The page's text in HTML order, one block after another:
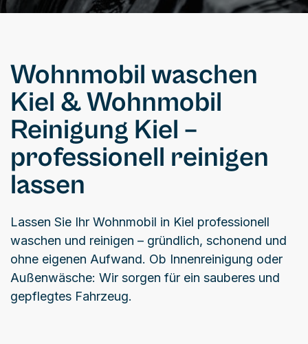
Wohnmobil waschen
Kiel & Wohnmobil
Reinigung Kiel –
professionell reinigen
lassen
Lassen Sie Ihr Wohnmobil in Kiel professionell
waschen und reinigen – gründlich, schonend und
ohne eigenen Aufwand. Ob Innenreinigung oder
Außenwäsche: Wir sorgen für ein sauberes und
gepflegtes Fahrzeug.